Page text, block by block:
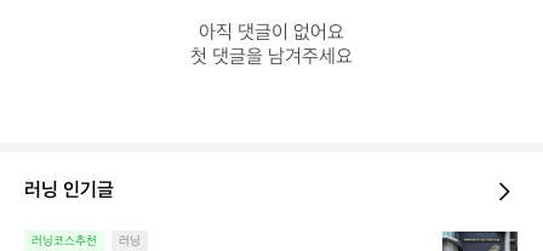
아직 댓글이 없어요
첫 댓글을 남겨주세요
러닝 인기글
러닝코스추천 러닝
도